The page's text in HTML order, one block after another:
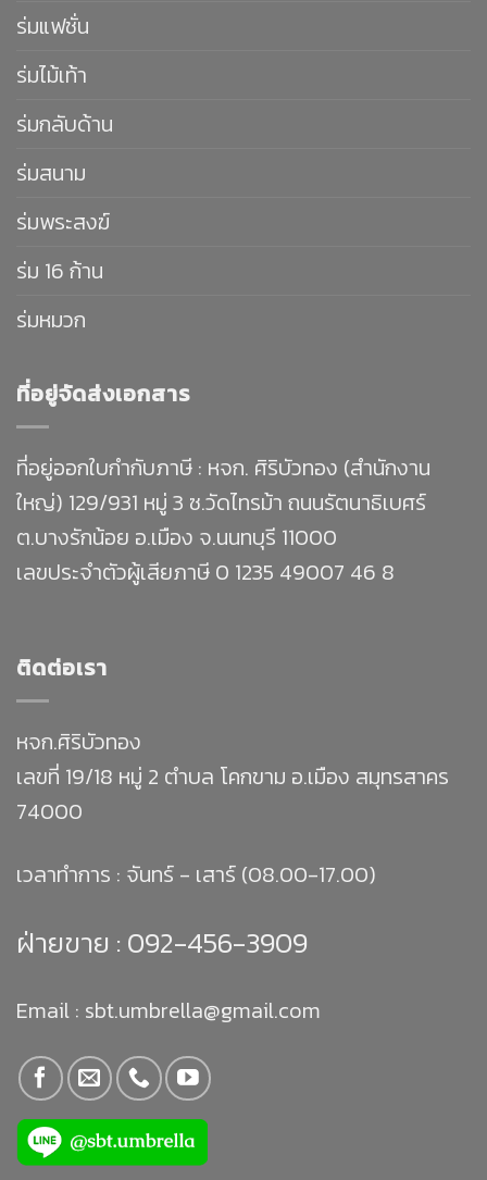
ร่มแฟชั่น
ร่มไม้เท้า
ร่มกลับด้าน
ร่มสนาม
ร่มพระสงฆ์
ร่ม 16 ก้าน
ร่มหมวก
ที่อยู่จัดส่งเอกสาร
ที่อยู่ออกใบกำกับภาษี : หจก. ศิริบัวทอง (สำนักงาน
ใหญ่) 129/931 หมู่ 3 ซ.วัดไทรม้า ถนนรัตนาธิเบศร์
ต.บางรักน้อย อ.เมือง จ.นนทบุรี 11000
เลขประจำตัวผู้เสียภาษี 0 1235 49007 46 8
ติดต่อเรา
หจก.ศิริบัวทอง
เลขที่ 19/18 หมู่ 2 ตำบล โคกขาม อ.เมือง สมุทรสาคร
74000
เวลาทำการ : จันทร์ - เสาร์ (08.00-17.00)
ฝ่ายขาย : 092-456-3909
Email : sbt.umbrella@gmail.com